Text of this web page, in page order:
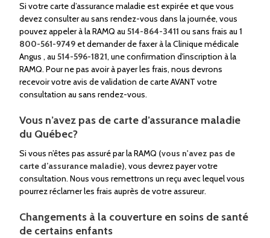
Si votre carte d’assurance maladie est expirée et que vous
devez consulter au sans rendez-vous dans la journée, vous
pouvez appeler à la RAMQ au514-864-3411 ou sans frais au1
800-561-9749 et demander de faxer à la Clinique médicale
Angus , au514-596-1821, une confirmation d'inscription à la
RAMQ. Pour ne pas avoir à payer les frais, nous devrons
recevoir votre avis de validation de carte AVANT votre
consultation au sans rendez-vous.
Vous n’avez pas de carte d’assurance maladie
du Québec?
Si vous n’êtes pas assuré par la RAMQ (vous n'avez pas de
carte d’assurance maladie), vous devrez payer votre
consultation. Nous vous remettrons un reçu avec lequel vous
pourrez réclamer les frais auprès de votre assureur.
Changements à la couverture en soins de santé
de certains enfants